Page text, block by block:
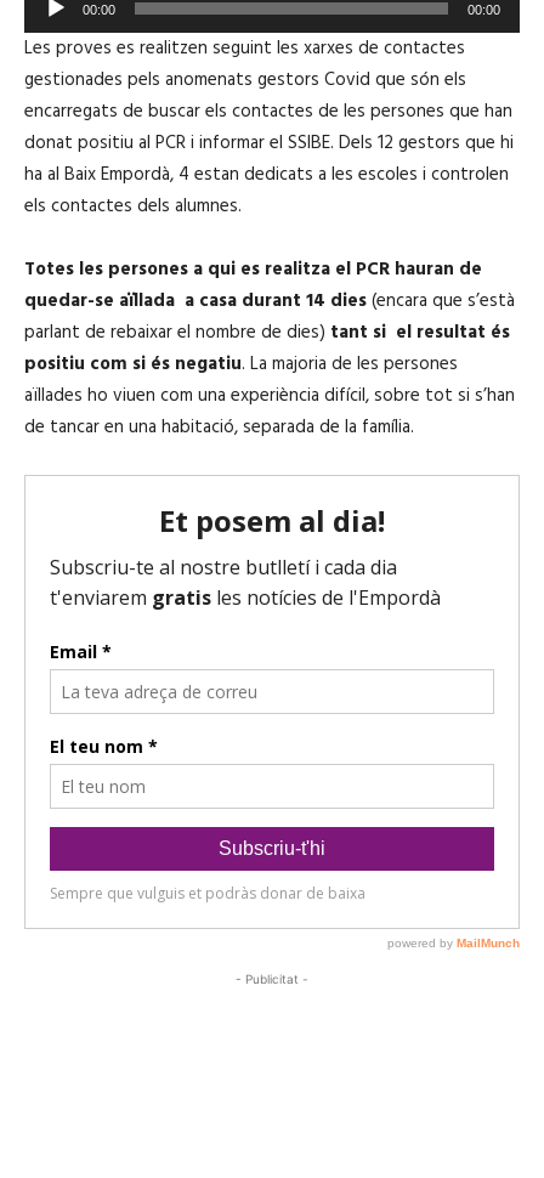
e
p
r
o
d
u
c
o
r
d
'
à
u
d
00:00 00:00
Les proves es realitzen seguint les xarxes de contactes
gestionades pels anomenats gestors Covid que són els
encarregats de buscar els contactes de les persones que han
donat positiu al PCR i informar el SSIBE. Dels 12 gestors que hi
ha al Baix Empordà, 4 estan dedicats a les escoles i controlen
els contactes dels alumnes.
Totes les persones a qui es realitza el PCR hauran de
quedar-se aïllada a casa durant 14 dies(encara que s’està
parlant de rebaixar el nombre de dies) tant si el resultat és
positiu com si és negatiu. La majoria de les persones
aïllades ho viuen com una experiència difícil, sobre tot si s’han
de tancar en una habitació, separada de la família.
- Publicitat -